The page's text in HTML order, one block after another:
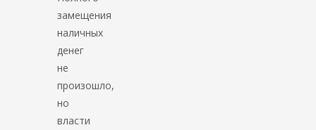
замещения
наличных
денег
не
произошло,
но
власти